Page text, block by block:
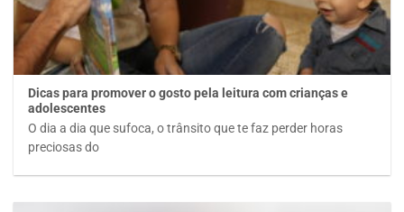
Dicas para promover o gosto pela leitura com crianças e
adolescentes
O dia a dia que sufoca, o trânsito que te faz perder horas
preciosas do